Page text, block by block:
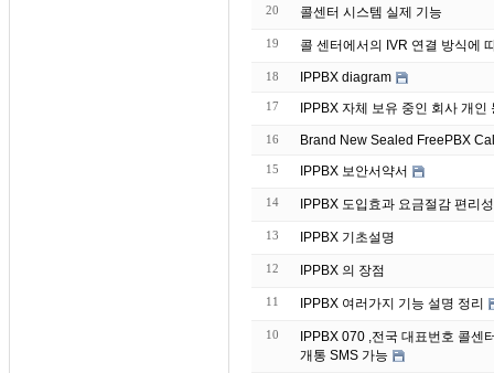
20 콜센터 시스템 실제 기능
19 콜 센터에서의 IVR 연결 방식에
18 IPPBX diagram
17 IPPBX 자체 보유 중인 회사
16
15 IPPBX 보안서약서
14 IPPBX 도입효과 요금절감 편리성
13 IPPBX 기초설명
12 IPPBX 의 장점
11 IPPBX 여러가지 기능 설명 정리
10
IPPBX 070 ,전국 대표번호 콜센
개통 SMS 가능